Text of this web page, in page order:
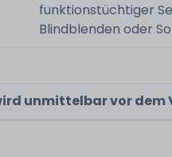
funktionstüchtiger
Blindblenden oder
unmittelbar vor